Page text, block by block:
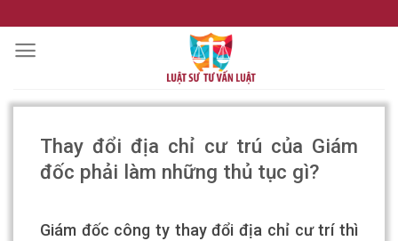
to
content
Thay đổi địa chỉ cư trú của Giám
đốc phải làm những thủ tục gì?
Giám đốc công ty thay đổi địa chỉ cư trí thì